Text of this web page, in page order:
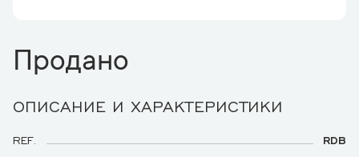
Продано
ОПИСАНИЕ И ХАРАКТЕРИСТИКИ
REF.
RDB